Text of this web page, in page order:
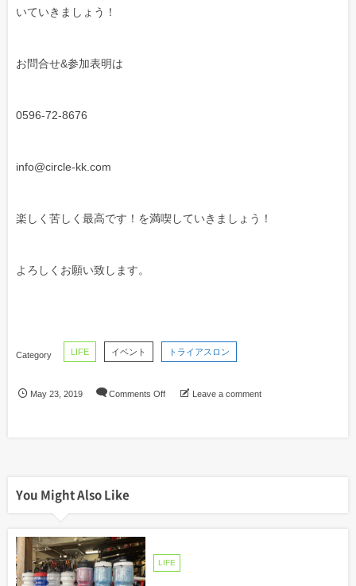
いていきましょう！
お問合せ&参加表明は
0596-72-8676
info@circle-kk.com
楽しく苦しく最高です！を満喫していきましょう！
よろしくお願い致します。
LIFE イベント トライアスロン
May 23,2019 Comments Off Leave a comment
You Might Also Like
LIFE